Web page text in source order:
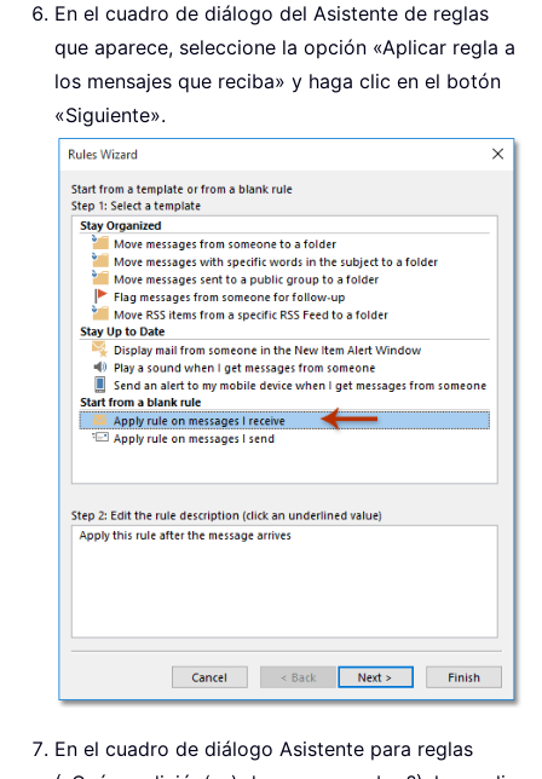
En el cuadro de diálogo del Asistente de reglas
que aparece, seleccione la opción «Aplicar regla a
los mensajes que reciba» y haga clic en el botón
«Siguiente».
En el cuadro de diálogo Asistente para reglas